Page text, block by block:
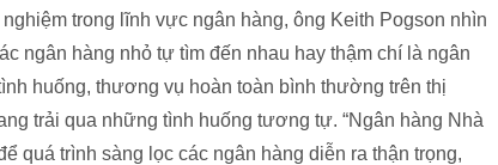
trong lĩnh vực ngân hàng, ông Keith Pogson nhìn
ngân hàng nhỏ tự tìm đến nhau hay thậm chí là ngân
huống, thương vụ hoàn toàn bình thường trên thị
trải qua những tình huống tương tự. “Ngân hàng Nhà
quá trình sàng lọc các ngân hàng diễn ra thận trọng,